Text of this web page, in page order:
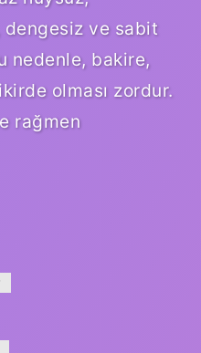
dengesiz ve sabit
nedenle, bakire,
olması zordur.
rağmen